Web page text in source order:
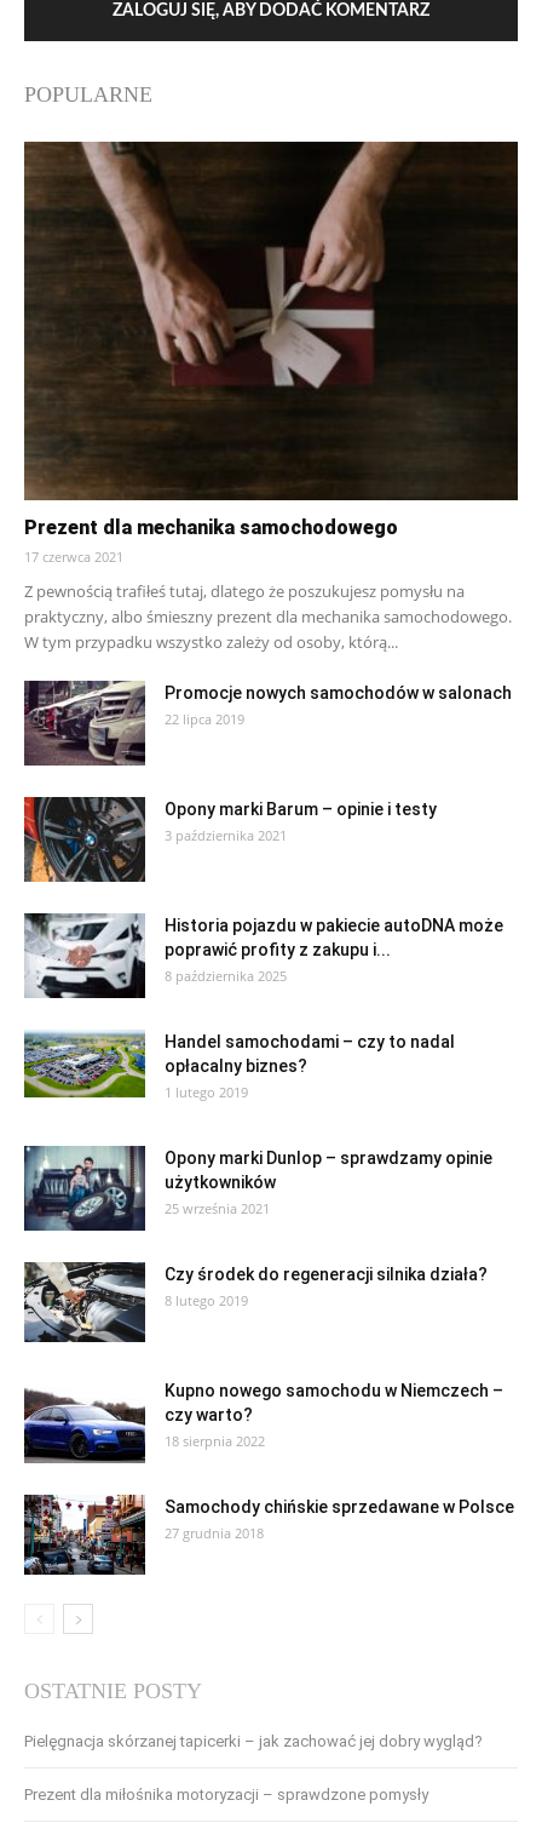
ZALOGUJ SIĘ, ABY DODAĆ KOMENTARZ
POPULARNE
Prezent dla mechanika samochodowego
17 czerwca 2021
Z pewnością trafiłeś tutaj, dlatego że poszukujesz pomysłu na
praktyczny, albo śmieszny prezent dla mechanika samochodowego.
W tym przypadku wszystko zależy od osoby, którą...
Promocje nowych samochodów w salonach
22 lipca 2019
Opony marki Barum – opinie i testy
3 października 2021
Historia pojazdu w pakiecie autoDNA może
poprawić profity z zakupu i...
8 października 2025
Handel samochodami – czy to nadal
opłacalny biznes?
1 lutego 2019
Opony marki Dunlop – sprawdzamy opinie
użytkowników
25 września 2021
Czy środek do regeneracji silnika działa?
8 lutego 2019
Kupno nowego samochodu w Niemczech –
czy warto?
18 sierpnia 2022
Samochody chińskie sprzedawane w Polsce
27 grudnia 2018
OSTATNIE POSTY
Pielęgnacja skórzanej tapicerki – jak zachować jej dobry wygląd?
Prezent dla miłośnika motoryzacji – sprawdzone pomysły